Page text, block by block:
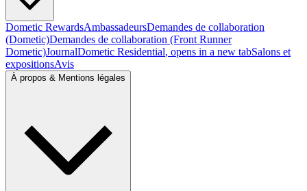
Dometic RewardsAmbassadeursDemandes de collaboration
(Dometic)Demandes de collaboration (Front Runner
Dometic)JournalDometic Residential, opens in a new tabSalons et
expositionsAvis
À propos & Mentions légales